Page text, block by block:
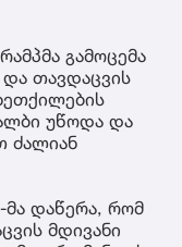
გამოცემა
და თავდაცვის
უწოდა და
ძალიან
მა დაწერა, რომ
მდივანი